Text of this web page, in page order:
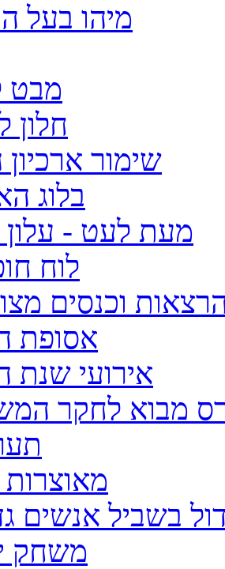
מיהו בעל
מבט
חלון
שימור
בלוג
מעת לעט - עלון
לוח
וכנסים
אסופת
אירועי שנת
מבוא לחקר
מאוצרות
בשביל אנשים
משחק